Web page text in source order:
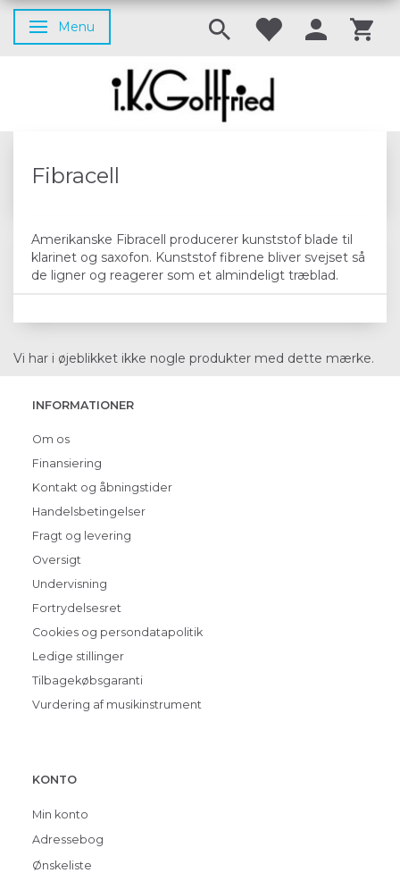
Skifte navigation
Menu
Fibracell
Amerikanske Fibracell producerer kunststof blade til
klarinet og saxofon. Kunststof fibrene bliver svejset så
de ligner og reagerer som et almindeligt træblad.
Vi har i øjeblikket ikke nogle produkter med dette mærke.
INFORMATIONER
Om os
Finansiering
Kontakt og åbningstider
Handelsbetingelser
Fragt og levering
Oversigt
Undervisning
Fortrydelsesret
Cookies og persondatapolitik
Ledige stillinger
Tilbagekøbsgaranti
Vurdering af musikinstrument
KONTO
Min konto
Adressebog
Ønskeliste